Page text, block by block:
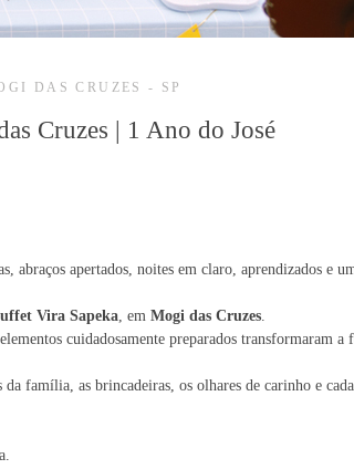
DAS CRUZES - SP
Cruzes | 1 Ano do José
abraços apertados, noites em claro, aprendizados e
Vira Sapeka, em Mogi das Cruzes.
cuidadosamente preparados transformaram a
família, as brincadeiras, os olhares de carinho e